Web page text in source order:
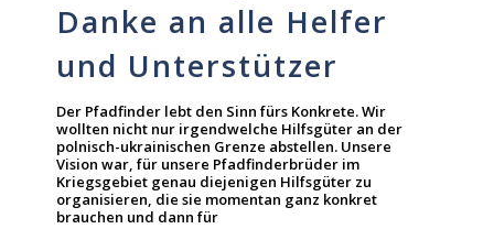
Danke an alle Helfer
und Unterstützer
Der Pfadfinder lebt den Sinn fürs Konkrete. Wir
wollten nicht nur irgendwelche Hilfsgüter an der
polnisch-ukrainischen Grenze abstellen. Unsere
Vision war, für unsere Pfadfinderbrüder im
Kriegsgebiet genau diejenigen Hilfsgüter zu
organisieren, die sie momentan ganz konkret
brauchen und dann für